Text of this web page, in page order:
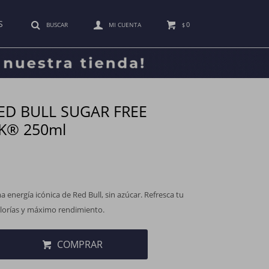
$0
BULL SUGAR FREE
250ml
energía icónica de Red Bull, sin azúcar. Refresca tu
y máximo rendimiento.
COMPRAR